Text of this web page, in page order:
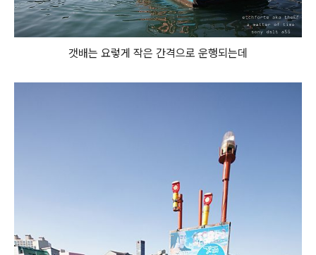
갯배는 요렇게 작은 간격으로 운행되는데